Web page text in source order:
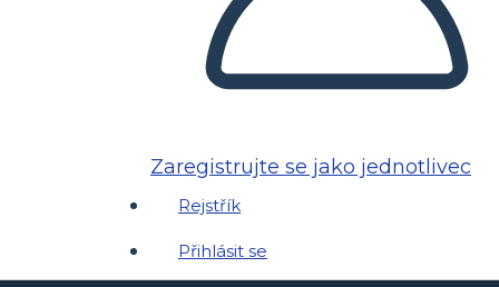
Zaregistrujte se jako jednotlivec
Rejstřík
Přihlásit se